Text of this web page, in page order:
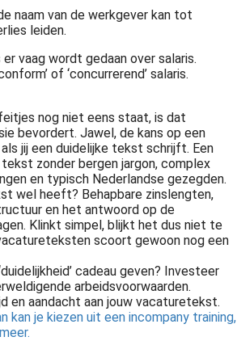
naam van de werkgever kan tot
leiden.
vaag wordt gedaan over salaris.
of ‘concurrerend’ salaris.
nog niet eens staat, is dat
bevordert. Jawel, de kans op een
jij een duidelijke tekst schrijft. Een
zonder bergen jargon, complex
en typisch Nederlandse gezegden.
wel heeft? Behapbare zinslengten,
en het antwoord op de
Klinkt simpel, blijkt het dus niet te
scoort gewoon nog een
cadeau geven? Investeer
arbeidsvoorwaarden.
en aandacht aan jouw vacaturetekst.
kan je kiezen uit een incompany training,